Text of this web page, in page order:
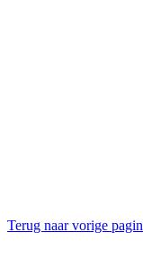
Terug naar vorige